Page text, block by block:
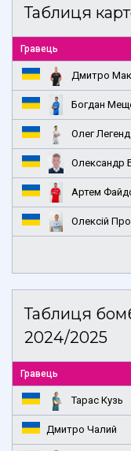
Таблиця
Гравець
Дмитро
Богдан
Олег
Олександр
Артем
Олексій
Таблиця
2024/2025
Гравець
Тарас Кузь
Дмитро Чалий